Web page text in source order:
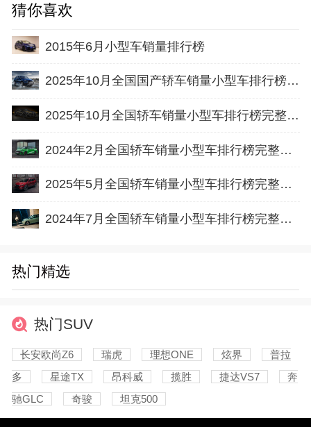
猜你喜欢
2015年6月小型车销量排行榜
2025年10月全国国产轿车销量小型车排行榜完整版(出口量
2025年10月全国轿车销量小型车排行榜完整版(零售量
2024年2月全国轿车销量小型车排行榜完整版(出口量
2025年5月全国轿车销量小型车排行榜完整版(零售量
2024年7月全国轿车销量小型车排行榜完整版(出口量
热门精选
热门SUV
长安欧尚Z6 瑞虎 理想ONE 炫界
普拉
多
星途TX 昂科威 揽胜 捷达VS7
奔
驰GLC
奇骏 坦克500